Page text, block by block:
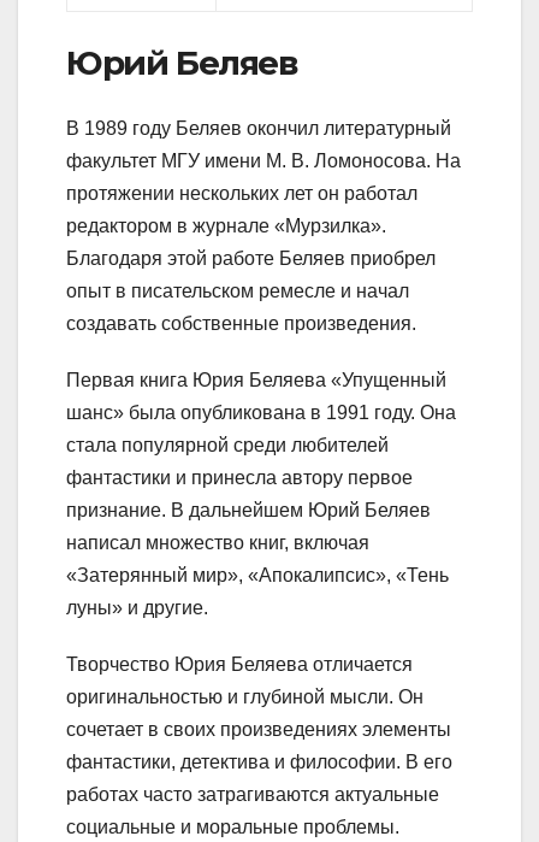
Юрий Беляев
В 1989 году Беляев окончил литературный
факультет МГУ имени М. В. Ломоносова. На
протяжении нескольких лет он работал
редактором в журнале «Мурзилка».
Благодаря этой работе Беляев приобрел
опыт в писательском ремесле и начал
создавать собственные произведения.
Первая книга Юрия Беляева «Упущенный
шанс» была опубликована в 1991 году. Она
стала популярной среди любителей
фантастики и принесла автору первое
признание. В дальнейшем Юрий Беляев
написал множество книг, включая
«Затерянный мир», «Апокалипсис», «Тень
луны» и другие.
Творчество Юрия Беляева отличается
оригинальностью и глубиной мысли. Он
сочетает в своих произведениях элементы
фантастики, детектива и философии. В его
работах часто затрагиваются актуальные
социальные и моральные проблемы.